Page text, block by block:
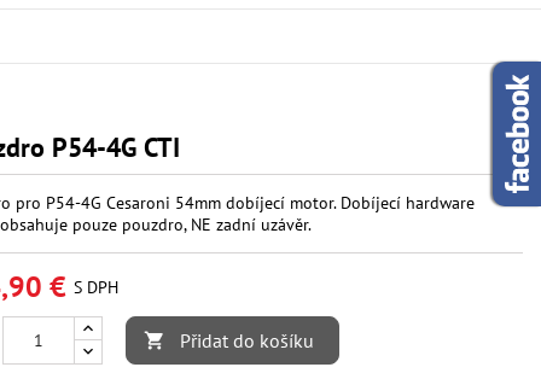
P54-4G CTI
pro P54-4G Cesaroni 54mm dobíjecí motor. Dobíjecí hardware
pouze pouzdro, NE zadní uzávěr.
€ S DPH
 Přidat do košíku